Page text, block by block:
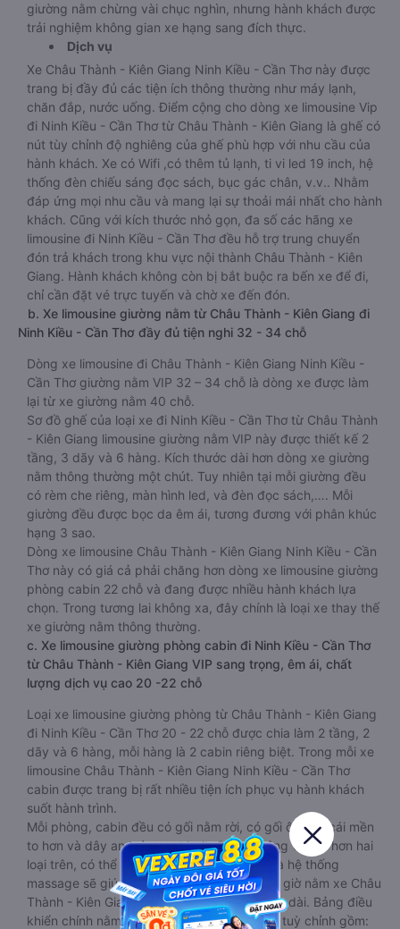
giường nằm chừng vài chục nghìn, nhưng hành khách được
trải nghiệm không gian xe hạng sang đích thực.
Dịch vụ
Xe Châu Thành - Kiên Giang Ninh Kiều - Cần Thơ này được
trang bị đầy đủ các tiện ích thông thường như máy lạnh,
chăn đắp, nước uống. Điểm cộng cho dòng xe limousine Vip
đi Ninh Kiều - Cần Thơ từ Châu Thành - Kiên Giang là ghế có
nút tùy chỉnh độ nghiêng của ghế phù hợp với nhu cầu của
hành khách. Xe có Wifi ,có thêm tủ lạnh, ti vi led 19 inch, hệ
thống đèn chiếu sáng đọc sách, bục gác chân, v.v.. Nhằm
đáp ứng mọi nhu cầu và mang lại sự thoải mái nhất cho hành
khách. Cũng với kích thước nhỏ gọn, đa số các hãng xe
limousine đi Ninh Kiều - Cần Thơ đều hỗ trợ trung chuyển
đón trả khách trong khu vực nội thành Châu Thành - Kiên
Giang. Hành khách không còn bị bắt buộc ra bến xe để đi,
chỉ cần đặt vé trực tuyến và chờ xe đến đón.
b. Xe limousine giường nằm từ Châu Thành - Kiên Giang đi
Ninh Kiều - Cần Thơ đầy đủ tiện nghi 32 - 34 chỗ
Dòng xe limousine đi Châu Thành - Kiên Giang Ninh Kiều -
Cần Thơ giường nằm VIP 32 – 34 chỗ là dòng xe được làm
lại từ xe giường nằm 40 chỗ.
Sơ đồ ghế của loại xe đi Ninh Kiều - Cần Thơ từ Châu Thành
- Kiên Giang limousine giường nằm VIP này được thiết kế 2
tầng, 3 dãy và 6 hàng. Kích thước dài hơn dòng xe giường
nằm thông thường một chút. Tuy nhiên tại mỗi giường đều
có rèm che riêng, màn hình led, và đèn đọc sách,…. Mỗi
giường đều được bọc da êm ái, tương đương với phân khúc
hạng 3 sao.
Dòng xe limousine Châu Thành - Kiên Giang Ninh Kiều - Cần
Thơ này có giá cả phải chăng hơn dòng xe limousine giường
phòng cabin 22 chỗ và đang được nhiều hành khách lựa
chọn. Trong tương lai không xa, đây chính là loại xe thay thế
xe giường nằm thông thường.
c. Xe limousine giường phòng cabin đi Ninh Kiều - Cần Thơ
từ Châu Thành - Kiên Giang VIP sang trọng, êm ái, chất
lượng dịch vụ cao 20 -22 chỗ
Loại xe limousine giường phòng từ Châu Thành - Kiên Giang
đi Ninh Kiều - Cần Thơ 20 - 22 chỗ được chia làm 2 tầng, 2
dãy và 6 hàng, mỗi hàng là 2 cabin riêng biệt. Trong mỗi xe
limousine Châu Thành - Kiên Giang Ninh Kiều - Cần Thơ
cabin được trang bị rất nhiều tiện ích phục vụ hành khách
suốt hành trình.
Mỗi phòng, cabin đều có gối nằm rời, có gối ôm, có cái mền
to hơn và dây an toàn seat belt. Giường rộng và dài hơn hai
loại trên, có thể lăn lộn thoải mái. Đặc biệt là hệ thống
massage sẽ giúp bạn thư giãn trong những giờ nằm xe Châu
Thành - Kiên Giang đến Ninh Kiều - Cần Thơ dài. Bảng điều
khiển chính nằm ngay cạnh đầu để tiện tay tuỳ chỉnh gồm: